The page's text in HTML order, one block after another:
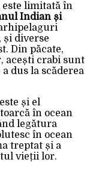
este limitată în
Indian și
și diverse
Din păcate,
acești crabi sunt
dus la scăderea
și el
în ocean
legătura
în ocean
treptat și a
vieții lor.